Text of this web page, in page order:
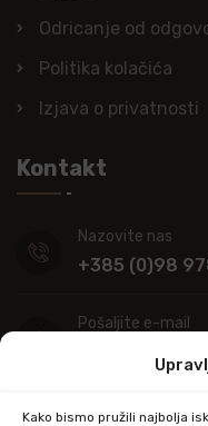
Kako bismo pružili najbolja
Odricanje od
Politika kolačića
Izjava o privatnosti
Kontakt
Nazovite nas
+385 (0)98
Pošaljite e-mail
Adresa